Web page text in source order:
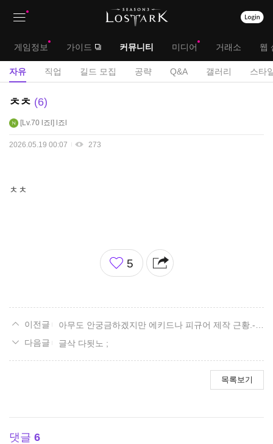
대
메
게임정보 가이드 커뮤니티 미디어 거래소 웹
서
자유 직업 길드 모집 공략 Q&A 갤러리 스타
자
게
ㅊㅊ 6
Lv.70 l죠l l죠l
2026.05.19 00:07 273
ㅊㅊ
좋
아
5
아무도 안궁금하겠지만 에키드나 피규어 제작 근황.- 02
글삭 다됫노 ;
목록보기
댓글 6